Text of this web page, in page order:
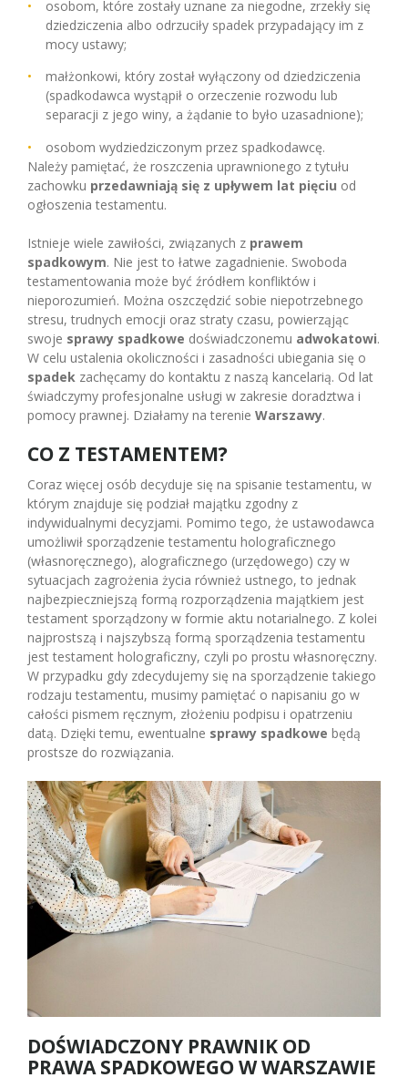
osobom, które zostały uznane za niegodne, zrzekły się
dziedziczenia albo odrzuciły spadek przypadający im z
mocy ustawy;
małżonkowi, który został wyłączony od dziedziczenia
(spadkodawca wystąpił o orzeczenie rozwodu lub
separacji z jego winy, a żądanie to było uzasadnione);
osobom wydziedziczonym przez spadkodawcę.
Należy pamiętać, że roszczenia uprawnionego z tytułu
zachowku przedawniają się z upływem lat pięciu od
ogłoszenia testamentu.
Istnieje wiele zawiłości, związanych z prawem
spadkowym. Nie jest to łatwe zagadnienie. Swoboda
testamentowania może być źródłem konfliktów i
nieporozumień. Można oszczędzić sobie niepotrzebnego
stresu, trudnych emocji oraz straty czasu, powierząjąc
swoje sprawy spadkowe doświadczonemu adwokatowi.
W celu ustalenia okoliczności i zasadności ubiegania się o
spadek zachęcamy do kontaktu z naszą kancelarią. Od lat
świadczymy profesjonalne usługi w zakresie doradztwa i
pomocy prawnej. Działamy na terenie Warszawy.
CO Z TESTAMENTEM?
Coraz więcej osób decyduje się na spisanie testamentu, w
którym znajduje się podział majątku zgodny z
indywidualnymi decyzjami. Pomimo tego, że ustawodawca
umożliwił sporządzenie testamentu holograficznego
(własnoręcznego), alograficznego (urzędowego) czy w
sytuacjach zagrożenia życia również ustnego, to jednak
najbezpieczniejszą formą rozporządzenia majątkiem jest
testament sporządzony w formie aktu notarialnego. Z kolei
najprostszą i najszybszą formą sporządzenia testamentu
jest testament holograficzny, czyli po prostu własnoręczny.
W przypadku gdy zdecydujemy się na sporządzenie takiego
rodzaju testamentu, musimy pamiętać o napisaniu go w
całości pismem ręcznym, złożeniu podpisu i opatrzeniu
datą. Dzięki temu, ewentualne sprawy spadkowe będą
prostsze do rozwiązania.
DOŚWIADCZONY PRAWNIK OD
PRAWA SPADKOWEGO W WARSZAWIE